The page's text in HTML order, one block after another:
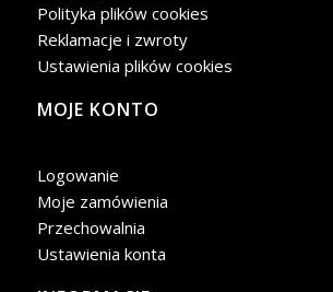
Polityka plików cookies
Reklamacje i zwroty
Ustawienia plików cookies
MOJE KONTO
Logowanie
Moje zamówienia
Przechowalnia
Ustawienia konta